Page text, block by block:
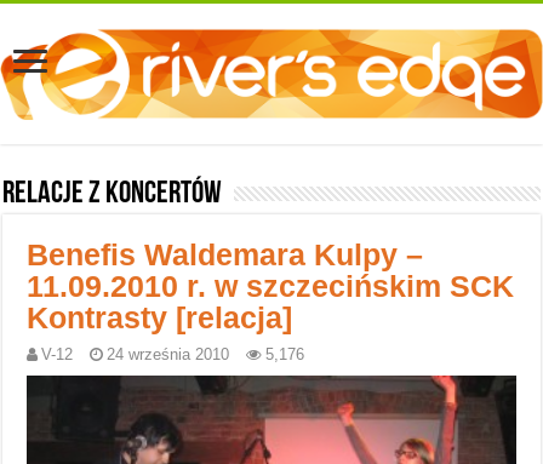
Relacje z koncertów
Benefis Waldemara Kulpy –
11.09.2010 r. w szczecińskim SCK
Kontrasty [relacja]
V-12 24 września 2010 5,176